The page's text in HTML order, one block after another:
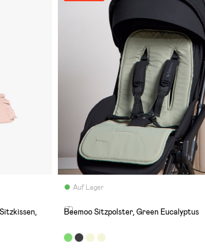
Auf Lager
(7)
Beemoo Sitzpolster, Green Eucalyptus